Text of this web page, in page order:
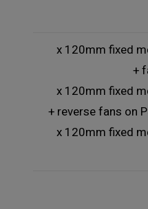
2 x 120mm fixed
2 x 120mm fixed
reverse fans on
1 x 120mm fixed